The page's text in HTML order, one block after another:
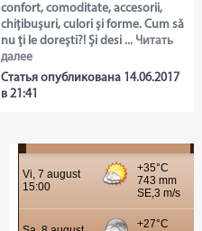
confort, comoditate, accesorii,
chițibușuri, culori și forme. Cum să
nu ți le dorești?! Și desi ... Читать
далее
Статья опубликована 14.06.2017
в 21:41